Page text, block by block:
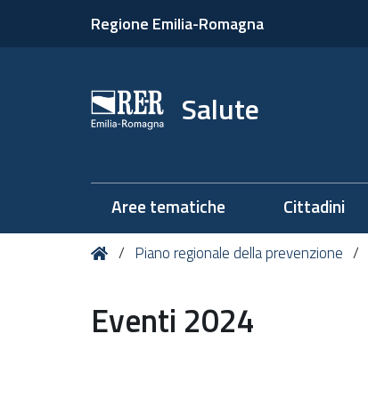
Regione Emilia-Romagna
Salute
Aree tematiche Cittadini
Tu HomePiano regionale della prevenzione
Eventi 2024